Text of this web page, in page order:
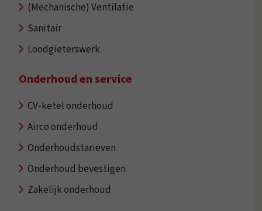
(Mechanische) Ventilatie
Sanitair
Loodgieterswerk
Onderhoud en service
CV-ketel onderhoud
Airco onderhoud
Onderhoudstarieven
Onderhoud bevestigen
Zakelijk onderhoud